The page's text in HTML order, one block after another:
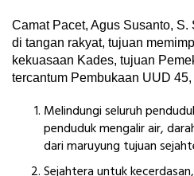
Camat Pacet, Agus Susanto,
di tangan rakyat, tujuan
kekuasaan Kades, tujuan
tercantum Pembukaan UUD 45,
Melindungi seluruh
penduduk mengalir air,
dari maruyung tujuan